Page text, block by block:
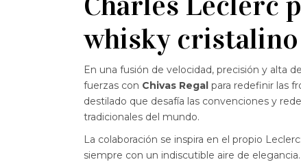
whisky
En una fusión de velocidad, precisión y alta
fuerzas con Chivas Regal para redefinir las
destilado que desafía las convenciones y
tradicionales del mundo.
La colaboración se inspira en el propio
siempre con un indiscutible aire de